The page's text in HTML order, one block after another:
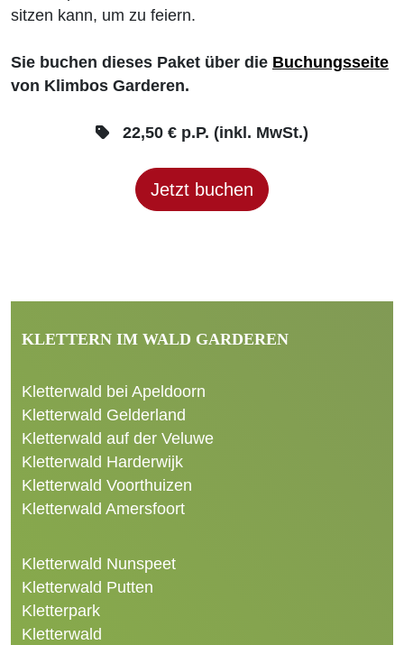
sitzen kann, um zu feiern.
Sie buchen dieses Paket über die Buchungsseite
von Klimbos Garderen.
22,50 € p.P. (inkl. MwSt.)
Jetzt buchen
KLETTERN IM WALD GARDEREN
Kletterwald bei Apeldoorn
Kletterwald Gelderland
Kletterwald auf der Veluwe
Kletterwald Harderwijk
Kletterwald Voorthuizen
Kletterwald Amersfoort
Kletterwald Nunspeet
Kletterwald Putten
Kletterpark
Kletterwald